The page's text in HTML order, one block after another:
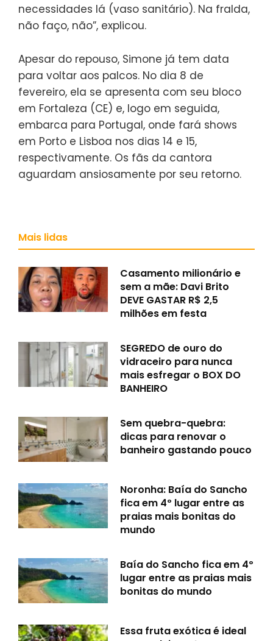
necessidades lá (vaso sanitário). Na fralda,
não faço, não”, explicou.
Apesar do repouso, Simone já tem data
para voltar aos palcos. No dia 8 de
fevereiro, ela se apresenta com seu bloco
em Fortaleza (CE) e, logo em seguida,
embarca para Portugal, onde fará shows
em Porto e Lisboa nos dias 14 e 15,
respectivamente. Os fãs da cantora
aguardam ansiosamente por seu retorno.
Mais lidas
Casamento milionário e
sem a mãe: Davi Brito
DEVE GASTAR R$ 2,5
milhões em festa
SEGREDO de ouro do
vidraceiro para nunca
mais esfregar o BOX DO
BANHEIRO
Sem quebra-quebra:
dicas para renovar o
banheiro gastando pouco
Noronha: Baía do Sancho
fica em 4º lugar entre as
praias mais bonitas do
mundo
Baía do Sancho fica em 4º
lugar entre as praias mais
bonitas do mundo
Essa fruta exótica é ideal